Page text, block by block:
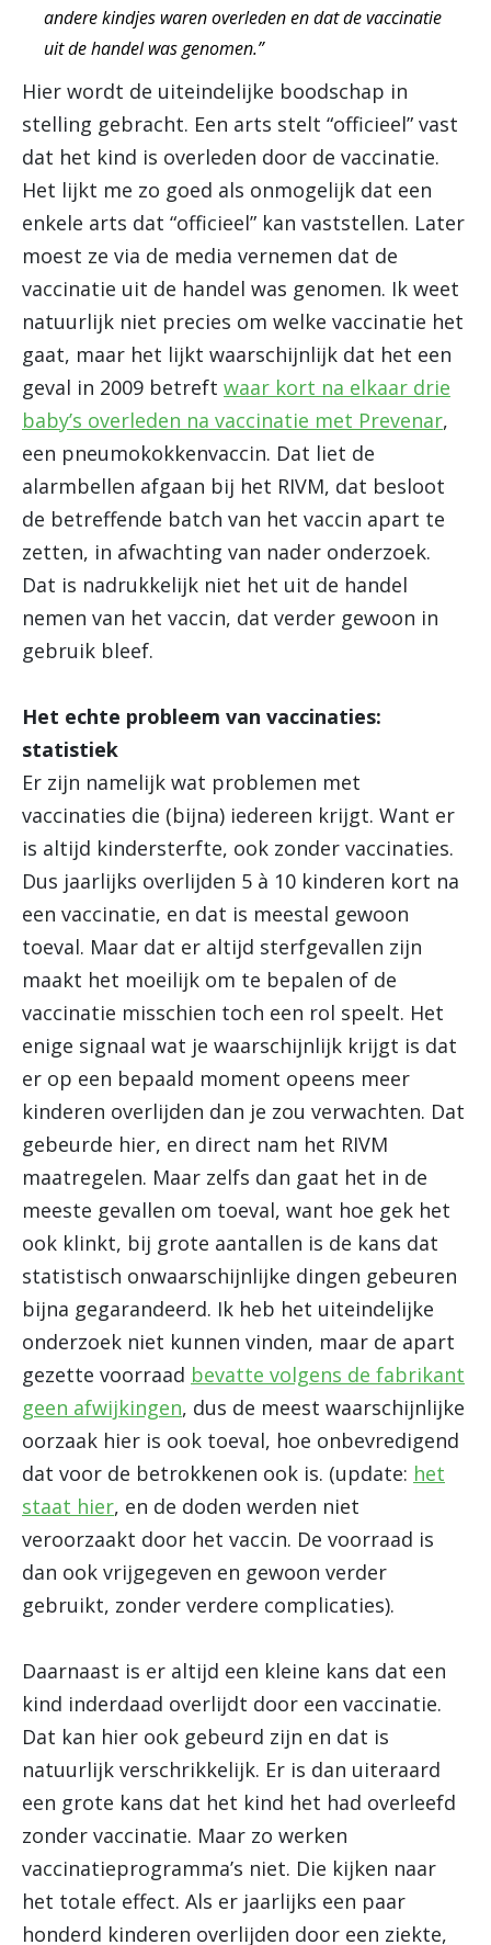
andere kindjes waren overleden en dat de vaccinatie
uit de handel was genomen.”
Hier wordt de uiteindelijke boodschap in
stelling gebracht. Een arts stelt “officieel” vast
dat het kind is overleden door de vaccinatie.
Het lijkt me zo goed als onmogelijk dat een
enkele arts dat “officieel” kan vaststellen. Later
moest ze via de media vernemen dat de
vaccinatie uit de handel was genomen. Ik weet
natuurlijk niet precies om welke vaccinatie het
gaat, maar het lijkt waarschijnlijk dat het een
geval in 2009 betreft waar kort na elkaar drie
baby’s overleden na vaccinatie met Prevenar,
een pneumokokkenvaccin. Dat liet de
alarmbellen afgaan bij het RIVM, dat besloot
de betreffende batch van het vaccin apart te
zetten, in afwachting van nader onderzoek.
Dat is nadrukkelijk niet het uit de handel
nemen van het vaccin, dat verder gewoon in
gebruik bleef.
Het echte probleem van vaccinaties:
statistiek
Er zijn namelijk wat problemen met
vaccinaties die (bijna) iedereen krijgt. Want er
is altijd kindersterfte, ook zonder vaccinaties.
Dus jaarlijks overlijden 5 à 10 kinderen kort na
een vaccinatie, en dat is meestal gewoon
toeval. Maar dat er altijd sterfgevallen zijn
maakt het moeilijk om te bepalen of de
vaccinatie misschien toch een rol speelt. Het
enige signaal wat je waarschijnlijk krijgt is dat
er op een bepaald moment opeens meer
kinderen overlijden dan je zou verwachten. Dat
gebeurde hier, en direct nam het RIVM
maatregelen. Maar zelfs dan gaat het in de
meeste gevallen om toeval, want hoe gek het
ook klinkt, bij grote aantallen is de kans dat
statistisch onwaarschijnlijke dingen gebeuren
bijna gegarandeerd. Ik heb het uiteindelijke
onderzoek niet kunnen vinden, maar de apart
gezette voorraad bevatte volgens de fabrikant
geen afwijkingen, dus de meest waarschijnlijke
oorzaak hier is ook toeval, hoe onbevredigend
dat voor de betrokkenen ook is. (update: het
staat hier, en de doden werden niet
veroorzaakt door het vaccin. De voorraad is
dan ook vrijgegeven en gewoon verder
gebruikt, zonder verdere complicaties).
Daarnaast is er altijd een kleine kans dat een
kind inderdaad overlijdt door een vaccinatie.
Dat kan hier ook gebeurd zijn en dat is
natuurlijk verschrikkelijk. Er is dan uiteraard
een grote kans dat het kind het had overleefd
zonder vaccinatie. Maar zo werken
vaccinatieprogramma’s niet. Die kijken naar
het totale effect. Als er jaarlijks een paar
honderd kinderen overlijden door een ziekte,